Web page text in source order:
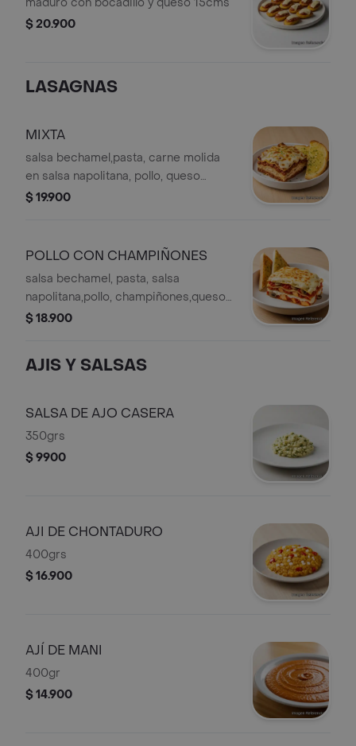
$ 20.900
LASAGNAS
MIXTA
salsa bechamel,pasta, carne molida
en salsa napolitana, pollo, queso
derretido acompañada de tajadas de
$ 19.900
POLLO CON CHAMPIÑONES
salsa bechamel, pasta, salsa
napolitana,pollo, champiñones,queso
derretido acompañado de tostadas
$ 18.900
AJIS Y SALSAS
SALSA DE AJO CASERA
350grs
$ 9900
AJI DE CHONTADURO
400grs
$ 16.900
AJÍ DE MANI
400gr
$ 14.900